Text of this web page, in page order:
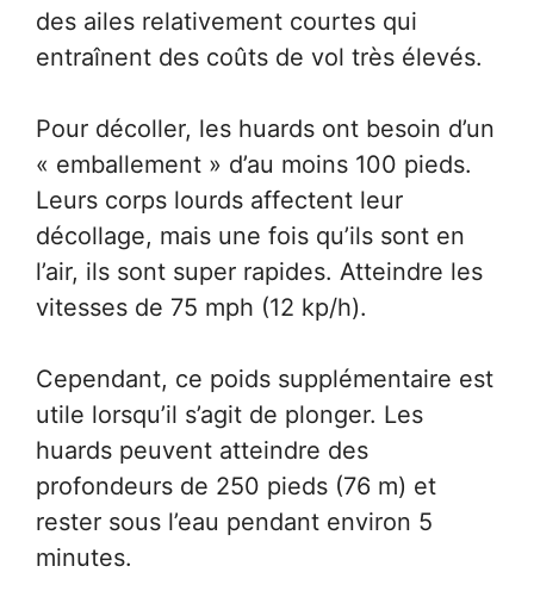
des ailes relativement courtes qui
entraînent des coûts de vol très élevés.
Pour décoller, les huards ont besoin d’un
« emballement » d’au moins 100 pieds.
Leurs corps lourds affectent leur
décollage, mais une fois qu’ils sont en
l’air, ils sont super rapides. Atteindre les
vitesses de 75 mph (12 kp/h).
Cependant, ce poids supplémentaire est
utile lorsqu’il s’agit de plonger. Les
huards peuvent atteindre des
profondeurs de 250 pieds (76 m) et
rester sous l’eau pendant environ 5
minutes.